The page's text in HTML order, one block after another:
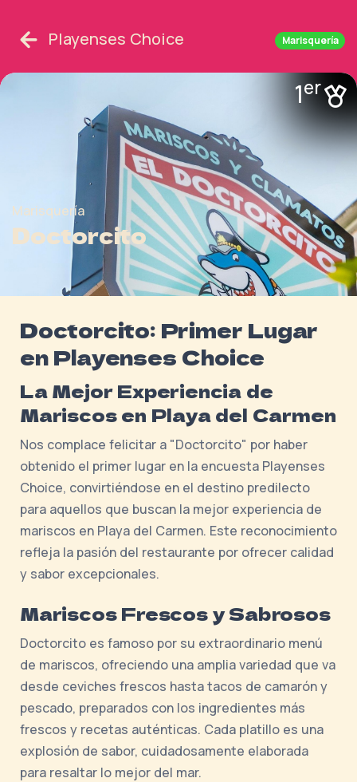
Playenses Choice Marisquería
1er
Marisquería
Doctorcito
Doctorcito: Primer Lugar
en Playenses Choice
La Mejor Experiencia de
Mariscos en Playa del Carmen
Nos complace felicitar a "Doctorcito" por haber
obtenido el primer lugar en la encuesta Playenses
Choice, convirtiéndose en el destino predilecto
para aquellos que buscan la mejor experiencia de
mariscos en Playa del Carmen. Este reconocimiento
refleja la pasión del restaurante por ofrecer calidad
y sabor excepcionales.
Mariscos Frescos y Sabrosos
Doctorcito es famoso por su extraordinario menú
de mariscos, ofreciendo una amplia variedad que va
desde ceviches frescos hasta tacos de camarón y
pescado, preparados con los ingredientes más
frescos y recetas auténticas. Cada platillo es una
explosión de sabor, cuidadosamente elaborada
para resaltar lo mejor del mar.